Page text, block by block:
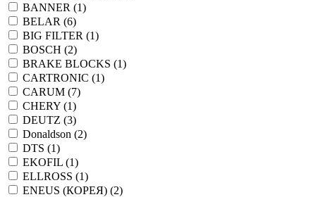
BANNER (1)
BELAR (6)
BIG FILTER (1)
BOSCH (2)
BRAKE BLOCKS (1)
CARTRONIC (1)
CARUM (7)
CHERY (1)
DEUTZ (3)
Donaldson (2)
DTS (1)
EKOFIL (1)
ELLROSS (1)
ENEUS (КОРЕЯ) (2)